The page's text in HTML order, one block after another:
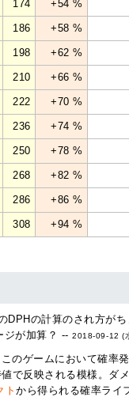
174 +54 %
186 +58 %
198 +62 %
210 +66 %
222 +70 %
236 +74 %
250 +78 %
268 +82 %
286 +86 %
308 +94 %
DPHの計算のされ方が
ジが加算？ --2018-09-12 (
のゲームにおいて確率
で反映される模様。ダ
トから得られる確率ライ